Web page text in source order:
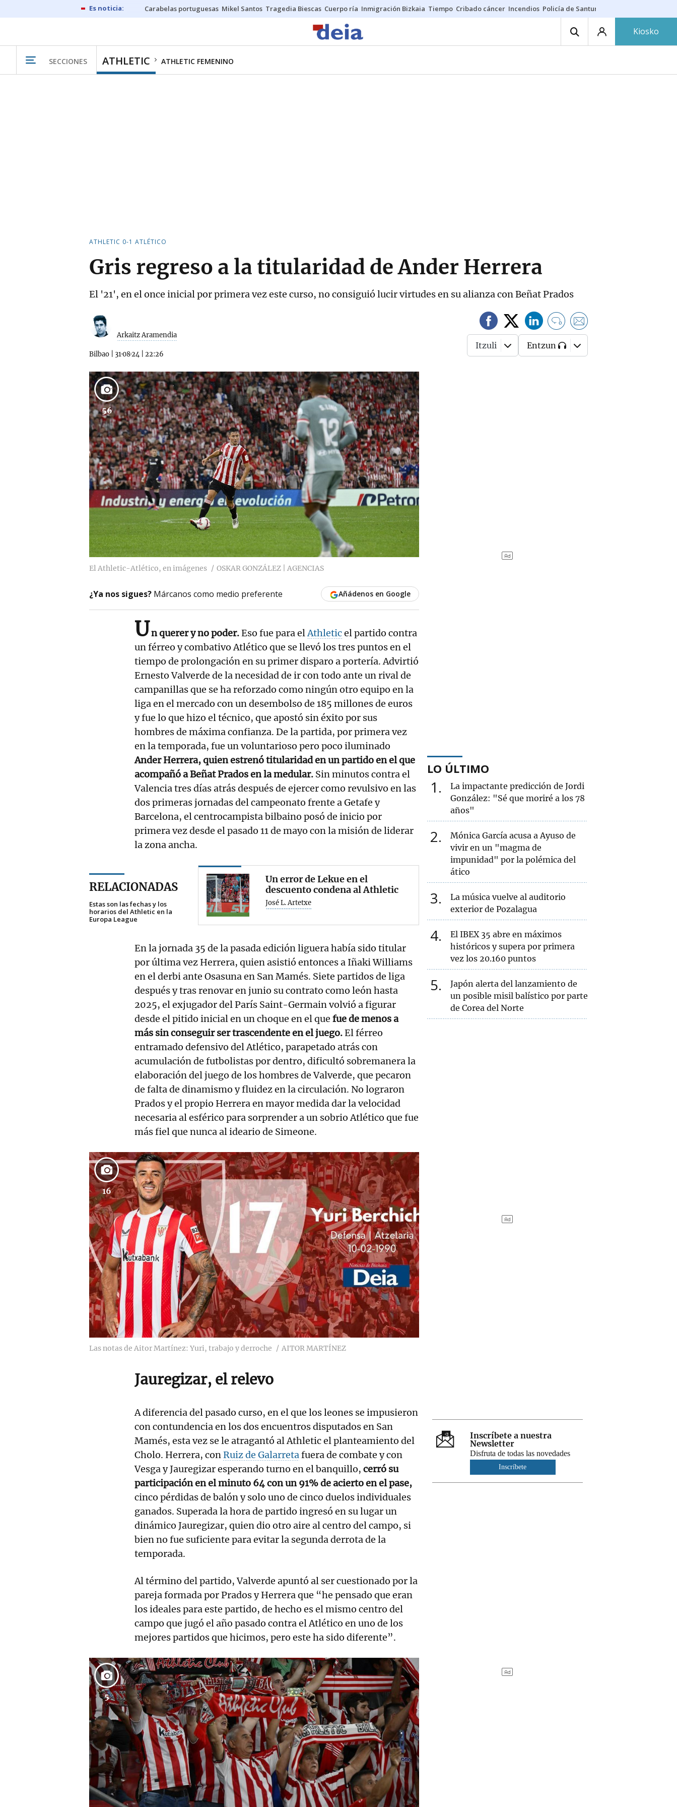
Carabelas portuguesas Mikel Santos Tragedia Biescas Cuerpo ría Inmigración Bizkaia Tiempo Cribado cáncer Incendios Policía de Santurtzi
Kiosko
SECCIONES ATHLETIC ATHLETIC FEMENINO
ATHLETIC 0-1 ATLÉTICO
Gris regreso a la titularidad de Ander Herrera
El '21', en el once inicial por primera vez este curso, no consiguió lucir virtudes en su alianza con Beñat Prados
Arkaitz Aramendia
Bilbao 31·08·24 22:26
0
Itzuli Entzun
56
El Athletic-Atlético, en imágenes OSKAR GONZÁLEZ | AGENCIAS
¿Ya nos sigues? Márcanos como medio preferente Añádenos en Google
Un querer y no poder.Eso fue para elAthleticel partido contra
un férreo y combativo Atlético que se llevó los tres puntos en el
tiempo de prolongación en su primer disparo a portería. Advirtió
Ernesto Valverde de la necesidad de ir con todo ante un rival de
campanillas que se ha reforzado como ningún otro equipo en la
liga en el mercado con un desembolso de 185 millones de euros
y fue lo que hizo el técnico, que apostó sin éxito por sus
hombres de máxima confianza. De la partida, por primera vez
en la temporada, fue un voluntarioso pero poco iluminado
Ander Herrera, quien estrenó titularidad en un partido en el que
acompañó a Beñat Prados en la medular. Sin minutos contra el
Valencia tres días atrás después de ejercer como revulsivo en las
dos primeras jornadas del campeonato frente a Getafe y
Barcelona, el centrocampista bilbaino posó de inicio por
primera vez desde el pasado 11 de mayo con la misión de liderar
la zona ancha.
RELACIONADAS
Estas son las fechas y los
horarios del Athletic en la
Europa League
Un error de Lekue en el
descuento condena al Athletic
José L. Artetxe
En la jornada 35 de la pasada edición liguera había sido titular
por última vez Herrera, quien asistió entonces a Iñaki Williams
en el derbi ante Osasuna en San Mamés. Siete partidos de liga
después y tras renovar en junio su contrato como león hasta
2025, el exjugador del París Saint-Germain volvió a figurar
desde el pitido inicial en un choque en el que fue de menos a
más sin conseguir ser trascendente en el juego.El férreo
entramado defensivo del Atlético, parapetado atrás con
acumulación de futbolistas por dentro, dificultó sobremanera la
elaboración del juego de los hombres de Valverde, que pecaron
de falta de dinamismo y fluidez en la circulación. No lograron
Prados y el propio Herrera en mayor medida dar la velocidad
necesaria al esférico para sorprender a un sobrio Atlético que fue
más fiel que nunca al ideario de Simeone.
16
Las notas de Aitor Martínez: Yuri, trabajo y derroche AITOR MARTÍNEZ
Jauregizar, el relevo
A diferencia del pasado curso, en el que los leones se impusieron
con contundencia en los dos encuentros disputados en San
Mamés, esta vez se le atragantó al Athletic el planteamiento del
Cholo. Herrera, conRuiz de Galarretafuera de combate y con
Vesga y Jauregizar esperando turno en el banquillo, cerró su
participación en el minuto 64 con un 91% de acierto en el pase,
cinco pérdidas de balón y solo uno de cinco duelos individuales
ganados. Superada la hora de partido ingresó en su lugar un
dinámico Jauregizar, quien dio otro aire al centro del campo, si
bien no fue suficiente para evitar la segunda derrota de la
temporada.
Al término del partido, Valverde apuntó al ser cuestionado por la
pareja formada por Prados y Herrera que “he pensado que eran
los ideales para este partido, de hecho es el mismo centro del
campo que jugó el año pasado contra el Atlético en uno de los
mejores partidos que hicimos, pero este ha sido diferente”.
5
LO ÚLTIMO
1
La impactante predicción de Jordi
González: "Sé que moriré a los 78
años"
2
Mónica García acusa a Ayuso de
vivir en un "magma de
impunidad" por la polémica del
ático
3
La música vuelve al auditorio
exterior de Pozalagua
4
El IBEX 35 abre en máximos
históricos y supera por primera
vez los 20.160 puntos
5
Japón alerta del lanzamiento de
un posible misil balístico por parte
de Corea del Norte
Inscríbete a nuestra
Newsletter
Disfruta de todas las novedades
Inscríbete